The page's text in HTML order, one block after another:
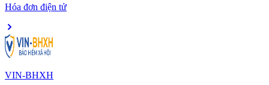
Hóa đơn điện tử
VIN-BHXH